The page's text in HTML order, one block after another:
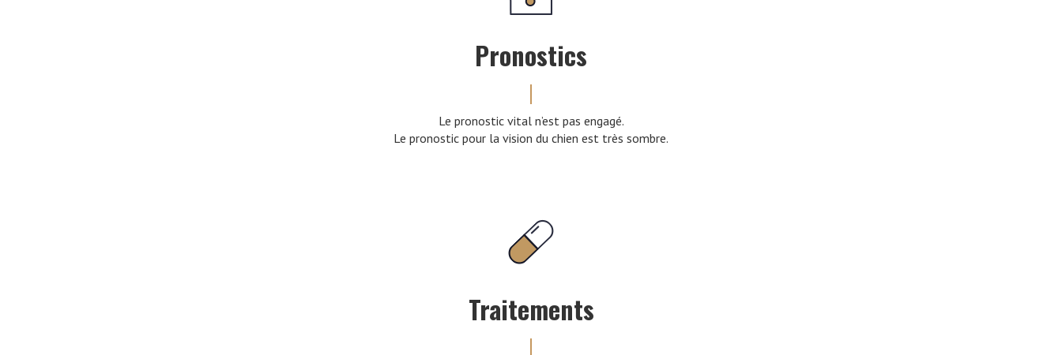
Pronostics
Le pronostic vital n’est pas engagé.
Le pronostic pour la vision du chien est très sombre.
Traitements